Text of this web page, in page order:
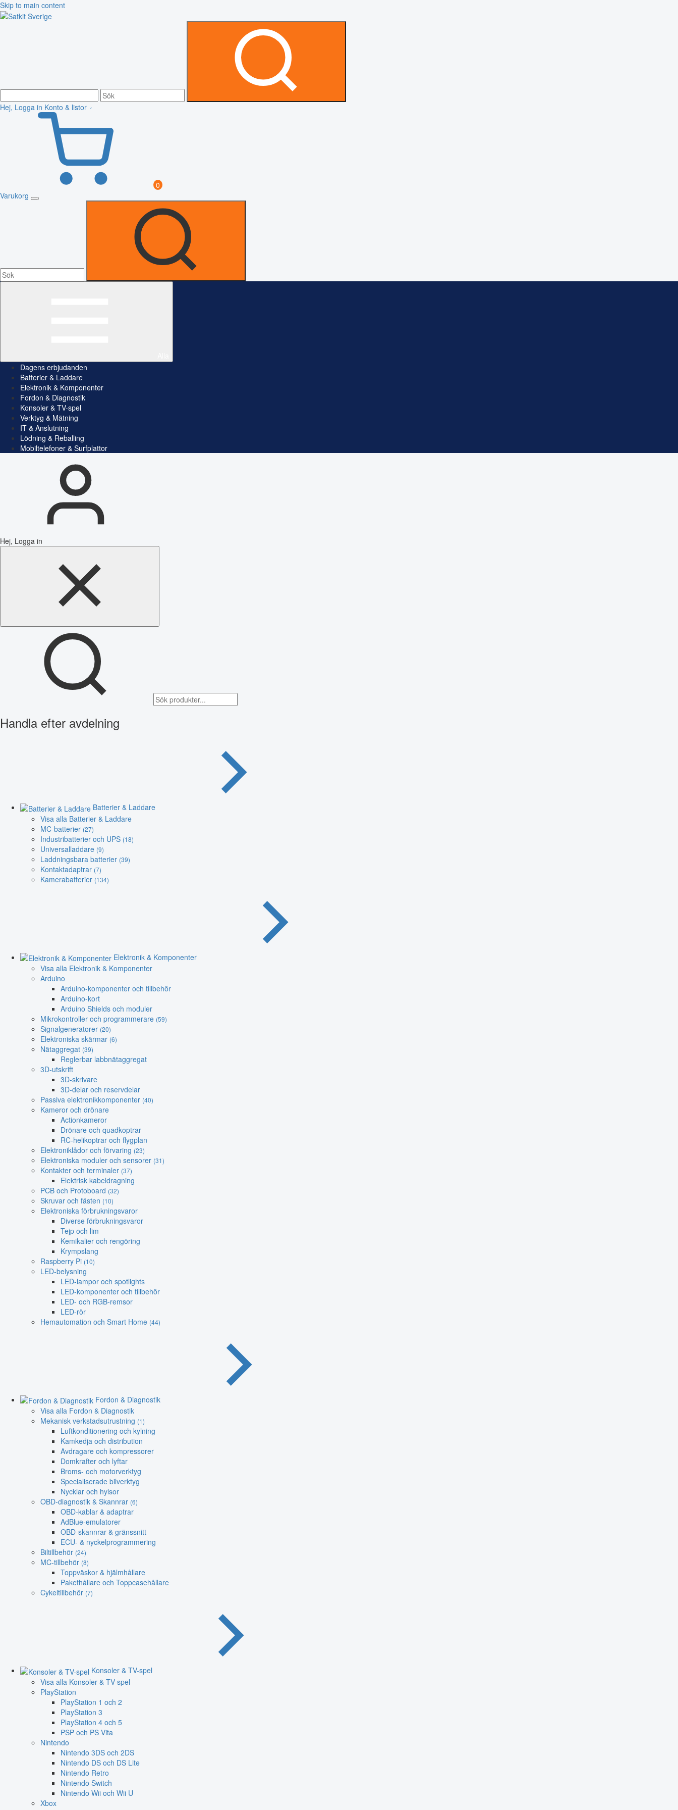
Skip to main content
Hej, Logga in Konto & listor
0
Varukorg
Dagens erbjudanden
Batterier & Laddare
Elektronik & Komponenter
Fordon & Diagnostik
Konsoler & TV-spel
Verktyg & Mätning
IT & Anslutning
Lödning & Reballing
Mobiltelefoner & Surfplattor
Hej, Logga in
Handla efter avdelning
Batterier & Laddare
Visa alla Batterier & Laddare
MC-batterier (27)
Industribatterier och UPS (18)
Universalladdare (9)
Laddningsbara batterier (39)
Kontaktadaptrar (7)
Kamerabatterier (134)
Elektronik & Komponenter
Visa alla Elektronik & Komponenter
Arduino
Arduino-komponenter och tillbehör
Arduino-kort
Arduino Shields och moduler
Mikrokontroller och programmerare (59)
Signalgeneratorer (20)
Elektroniska skärmar (6)
Nätaggregat (39)
Reglerbar labbnätaggregat
3D-utskrift
3D-skrivare
3D-delar och reservdelar
Passiva elektronikkomponenter (40)
Kameror och drönare
Actionkameror
Drönare och quadkoptrar
RC-helikoptrar och flygplan
Elektroniklådor och förvaring (23)
Elektroniska moduler och sensorer (31)
Kontakter och terminaler (37)
Elektrisk kabeldragning
PCB och Protoboard (32)
Skruvar och fästen (10)
Elektroniska förbrukningsvaror
Diverse förbrukningsvaror
Tejp och lim
Kemikalier och rengöring
Krympslang
Raspberry Pi (10)
LED-belysning
LED-lampor och spotlights
LED-komponenter och tillbehör
LED- och RGB-remsor
LED-rör
Hemautomation och Smart Home (44)
Fordon & Diagnostik
Visa alla Fordon & Diagnostik
Mekanisk verkstadsutrustning (1)
Luftkonditionering och kylning
Kamkedja och distribution
Avdragare och kompressorer
Domkrafter och lyftar
Broms- och motorverktyg
Specialiserade bilverktyg
Nycklar och hylsor
OBD-diagnostik & Skannrar (6)
OBD-kablar & adaptrar
AdBlue-emulatorer
OBD-skannrar & gränssnitt
ECU- & nyckelprogrammering
Biltillbehör (24)
MC-tillbehör (8)
Toppväskor & hjälmhållare
Pakethållare och Toppcasehållare
Cykeltillbehör (7)
Konsoler & TV-spel
Visa alla Konsoler & TV-spel
PlayStation
PlayStation 1 och 2
PlayStation 3
PlayStation 4 och 5
PSP och PS Vita
Nintendo
Nintendo 3DS och 2DS
Nintendo DS och DS Lite
Nintendo Retro
Nintendo Switch
Nintendo Wii och Wii U
Xbox